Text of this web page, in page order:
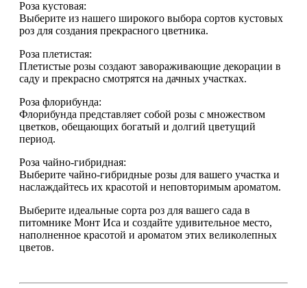
Роза кустовая:
Выберите из нашего широкого выбора сортов кустовых
роз для создания прекрасного цветника.
Роза плетистая:
Плетистые розы создают завораживающие декорации в
саду и прекрасно смотрятся на дачных участках.
Роза флорибунда:
Флорибунда представляет собой розы с множеством
цветков, обещающих богатый и долгий цветущий
период.
Роза чайно-гибридная:
Выберите чайно-гибридные розы для вашего участка и
наслаждайтесь их красотой и неповторимым ароматом.
Выберите идеальные сорта роз для вашего сада в
питомнике Монт Иса и создайте удивительное место,
наполненное красотой и ароматом этих великолепных
цветов.